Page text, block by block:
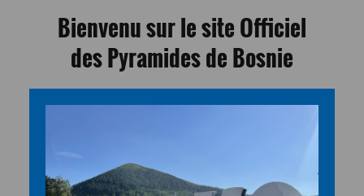
Bienvenu sur le site Officiel
des Pyramides de Bosnie